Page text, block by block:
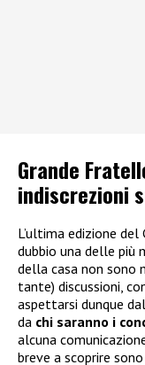
Grande
indiscrezioni
L’ultima edizione
dubbio una delle più
della casa non sono
tante) discussioni,
aspettarsi dunque
da chi saranno i
alcuna
breve a scoprire